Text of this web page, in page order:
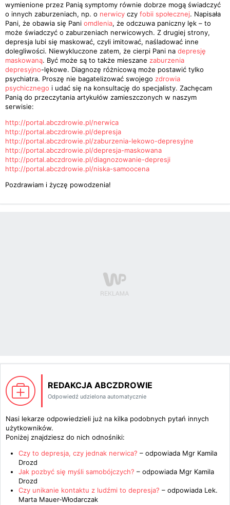
wymienione przez Panią symptomy równie dobrze mogą świadczyć
o innych zaburzeniach, np. o nerwicy czy fobii społecznej. Napisała
Pani, że obawia się Pani omdlenia, że odczuwa paniczny lęk – to
może świadczyć o zaburzeniach nerwicowych. Z drugiej strony,
depresja lubi się maskować, czyli imitować, naśladować inne
dolegliwości. Niewykluczone zatem, że cierpi Pani na depresję
maskowaną. Być może są to także mieszane zaburzenia
depresyjno-lękowe. Diagnozę różnicową może postawić tylko
psychiatra. Proszę nie bagatelizować swojego zdrowia
psychicznego i udać się na konsultację do specjalisty. Zachęcam
Panią do przeczytania artykułów zamieszczonych w naszym
serwisie:
http://portal.abczdrowie.pl/nerwica
http://portal.abczdrowie.pl/depresja
http://portal.abczdrowie.pl/zaburzenia-lekowo-depresyjne
http://portal.abczdrowie.pl/depresja-maskowana
http://portal.abczdrowie.pl/diagnozowanie-depresji
http://portal.abczdrowie.pl/niska-samoocena
Pozdrawiam i życzę powodzenia!
REDAKCJA ABCZDROWIE
Odpowiedź udzielona automatycznie
Nasi lekarze odpowiedzieli już na kilka podobnych pytań innych
użytkowników.
Poniżej znajdziesz do nich odnośniki:
Czy to depresja, czy jednak nerwica? – odpowiada Mgr Kamila
Drozd
Jak pozbyć się myśli samobójczych? – odpowiada Mgr Kamila
Drozd
Czy unikanie kontaktu z ludźmi to depresja? – odpowiada Lek.
Marta Mauer-Włodarczak